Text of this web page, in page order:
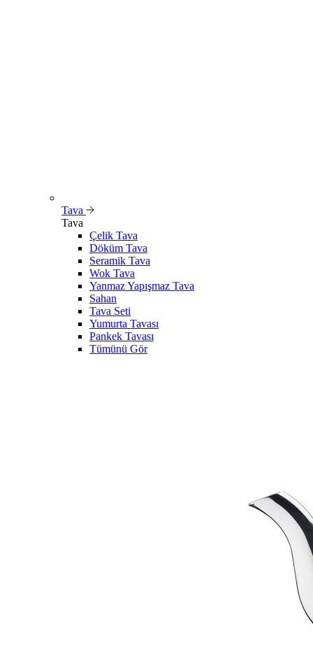
Tava
Tava
Çelik Tava
Döküm Tava
Seramik Tava
Wok Tava
Yanmaz Yapışmaz Tava
Sahan
Tava Seti
Yumurta Tavası
Pankek Tavası
Tümünü Gör